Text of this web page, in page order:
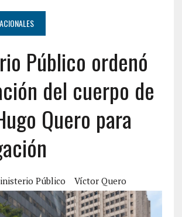
Público ordenó
del cuerpo de
Quero para
Público Víctor Quero